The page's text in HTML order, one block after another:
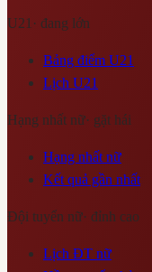
U21 · đang lớn
Bảng điểm U21
Lịch U21
Hạng nhất nữ· gặt hái
Hạng nhất nữ
Kết quả gần nhất
Đội tuyển nữ· đỉnh cao
Lịch ĐT nữ